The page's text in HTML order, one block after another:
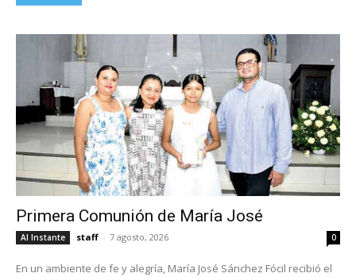
Primera Comunión de María José
Al Instante staff - 7 agosto, 2026 0
En un ambiente de fe y alegría, María José Sánchez Fócil recibió el